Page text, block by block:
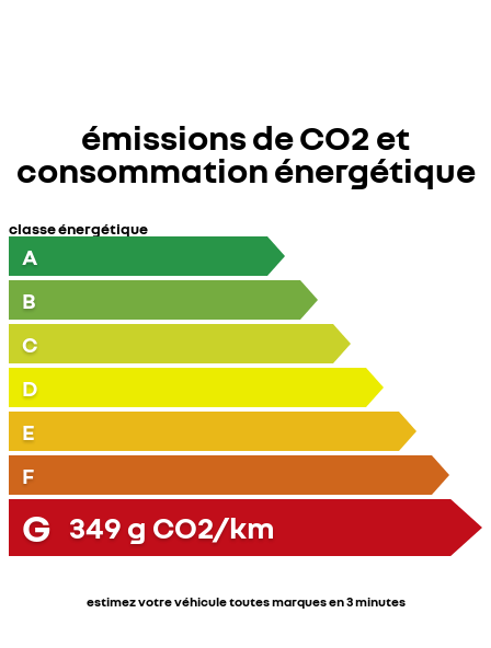
émissions de CO2 et
consommation énergétique
classe énergétique
A
B
C
D
E
F
G 349 g CO2/km
estimez votre véhicule toutes marques en 3 minutes